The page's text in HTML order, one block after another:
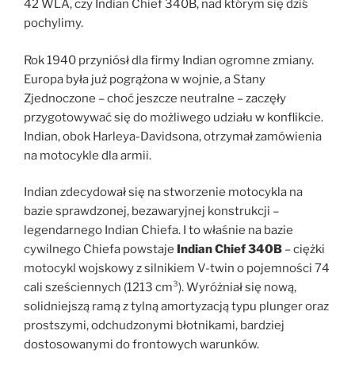
42 WLA, czy Indian Chief 340B, nad którym się dziś
pochylimy.
Rok 1940 przyniósł dla firmy Indian ogromne zmiany.
Europa była już pogrążona w wojnie, a Stany
Zjednoczone – choć jeszcze neutralne – zaczęły
przygotowywać się do możliwego udziału w konflikcie.
Indian, obok Harleya-Davidsona, otrzymał zamówienia
na motocykle dla armii.
Indian zdecydował się na stworzenie motocykla na
bazie sprawdzonej, bezawaryjnej konstrukcji –
legendarnego Indian Chiefa. I to właśnie na bazie
cywilnego Chiefa powstaje Indian Chief 340B – ciężki
motocykl wojskowy z silnikiem V-twin o pojemności 74
cali sześciennych (1213 cm³). Wyróżniał się nową,
solidniejszą ramą z tylną amortyzacją typu plunger oraz
prostszymi, odchudzonymi błotnikami, bardziej
dostosowanymi do frontowych warunków.